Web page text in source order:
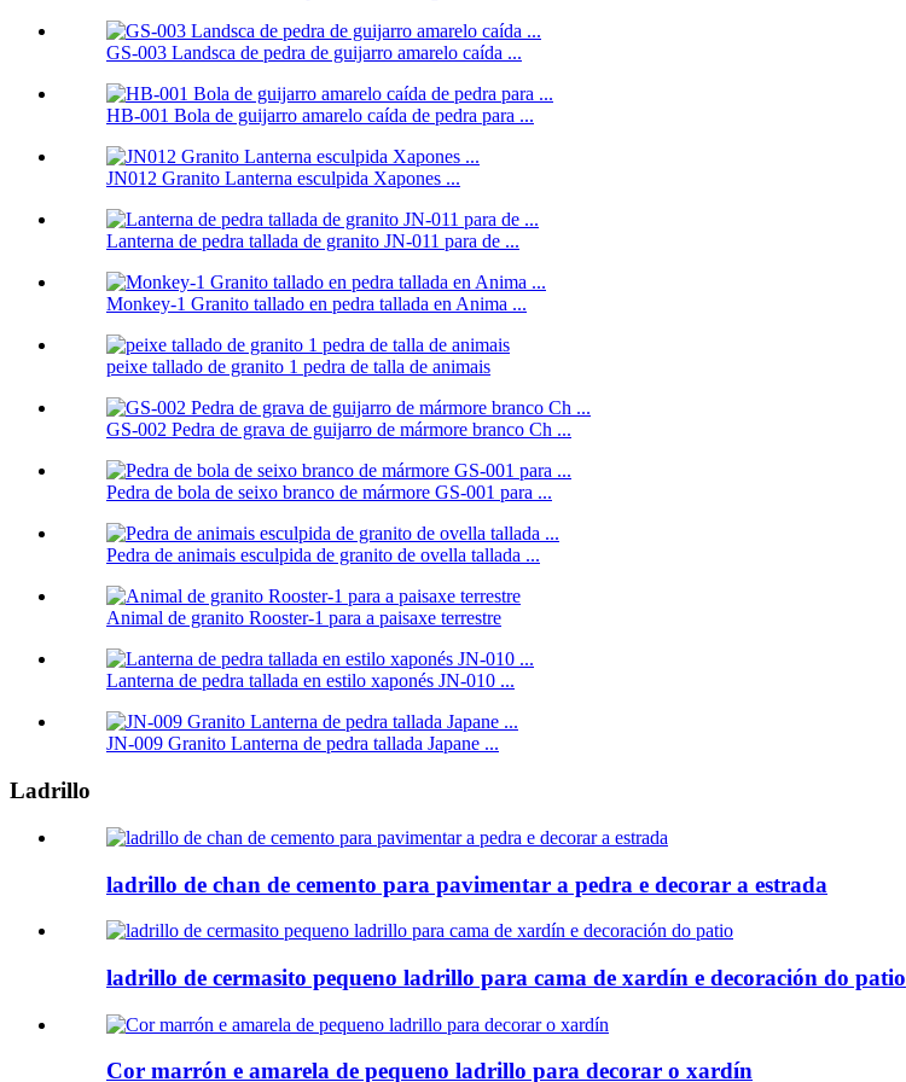
GS-003 Landsca de pedra de guijarro amarelo caída ...
HB-001 Bola de guijarro amarelo caída de pedra para ...
JN012 Granito Lanterna esculpida Xapones ...
Lanterna de pedra tallada de granito JN-011 para de ...
Monkey-1 Granito tallado en pedra tallada en Anima ...
peixe tallado de granito 1 pedra de talla de animais
GS-002 Pedra de grava de guijarro de mármore branco Ch ...
Pedra de bola de seixo branco de mármore GS-001 para ...
Pedra de animais esculpida de granito de ovella tallada ...
Animal de granito Rooster-1 para a paisaxe terrestre
Lanterna de pedra tallada en estilo xaponés JN-010 ...
JN-009 Granito Lanterna de pedra tallada Japane ...
Ladrillo
ladrillo de chan de cemento para pavimentar a pedra e decorar a estrada
ladrillo de cermasito pequeno ladrillo para cama de xardín e decoración do patio
Cor marrón e amarela de pequeno ladrillo para decorar o xardín